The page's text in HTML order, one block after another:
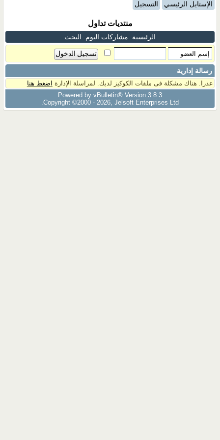
الإستايل الرئيسي التسجيل
منتديات تداول
الرئيسية مشاركات اليوم البحث
رسالة إدارية
عذرا. هناك مشكلة فى ملفات الكوكيز لديك. لمراسلة الإدارة اضغط هنا
Powered by vBulletin® Version 3.8.3
Copyright ©2000 - 2026, Jelsoft Enterprises Ltd.